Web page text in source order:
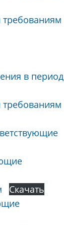
в период
Скачать